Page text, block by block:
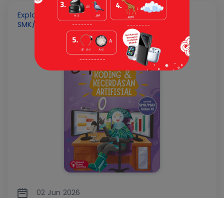
Explorium Koding dan Kecerdasan Artifisial
SMK/MAK Kelas XI
02 Jun 2026